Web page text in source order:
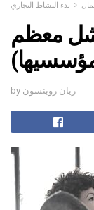
بدء النشاط التجاري
معظم
by ريان روبنسون